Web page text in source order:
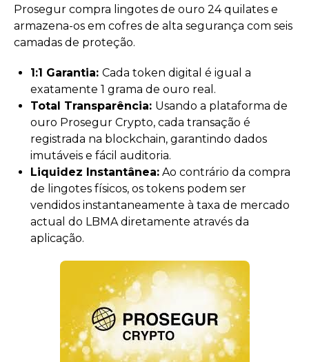
Prosegur compra lingotes de ouro 24 quilates e
armazena-os em cofres de alta segurança com seis
camadas de proteção.
1:1 Garantia: Cada token digital é igual a
exatamente 1 grama de ouro real.
Total Transparência: Usando a plataforma de
ouro Prosegur Crypto, cada transação é
registrada na blockchain, garantindo dados
imutáveis e fácil auditoria.
Liquidez Instantânea: Ao contrário da compra
de lingotes físicos, os tokens podem ser
vendidos instantaneamente à taxa de mercado
actual do LBMA diretamente através da
aplicação.